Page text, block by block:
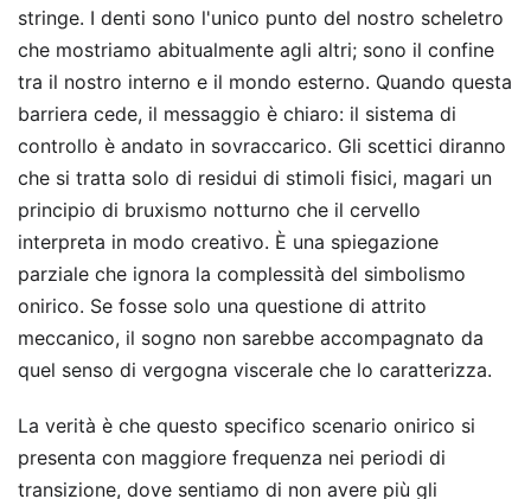
stringe. I denti sono l'unico punto del nostro scheletro
che mostriamo abitualmente agli altri; sono il confine
tra il nostro interno e il mondo esterno. Quando questa
barriera cede, il messaggio è chiaro: il sistema di
controllo è andato in sovraccarico. Gli scettici diranno
che si tratta solo di residui di stimoli fisici, magari un
principio di bruxismo notturno che il cervello
interpreta in modo creativo. È una spiegazione
parziale che ignora la complessità del simbolismo
onirico. Se fosse solo una questione di attrito
meccanico, il sogno non sarebbe accompagnato da
quel senso di vergogna viscerale che lo caratterizza.
La verità è che questo specifico scenario onirico si
presenta con maggiore frequenza nei periodi di
transizione, dove sentiamo di non avere più gli